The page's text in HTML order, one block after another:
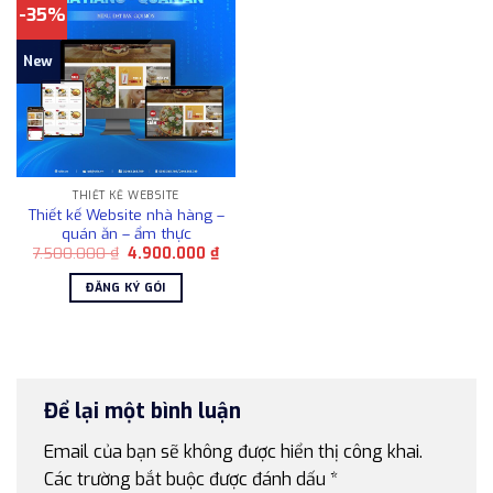
-35%
New
THIẾT KẾ WEBSITE
Thiết kế Website nhà hàng –
quán ăn – ẩm thực
7.500.000₫ Giá
là:
7.500.000 ₫.
4.900.000₫Giá
hiện
ĐĂNG KÝ GÓI
Để lại một bình luận
Email của bạn sẽ không được hiển thị công khai.
Các trường bắt buộc được đánh dấu *